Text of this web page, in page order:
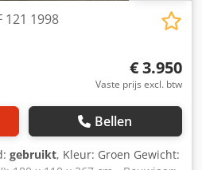
121 1998
€ 3.950
Vaste prijs excl. btw
Bellen
gebruikt, Kleur: Groen Gewicht: